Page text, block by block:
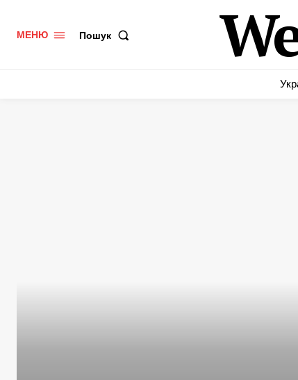
МЕНЮ Пошук